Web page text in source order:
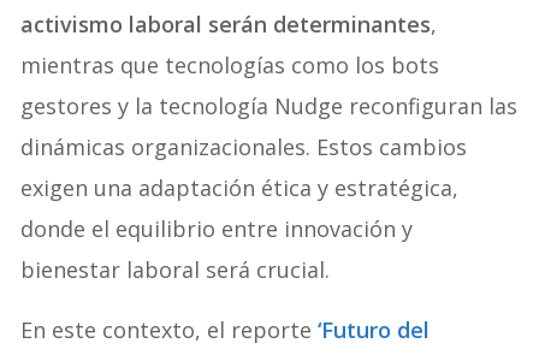
activismo laboral serán determinantes,
mientras que tecnologías como los bots
gestores y la tecnología Nudge reconfiguran las
dinámicas organizacionales. Estos cambios
exigen una adaptación ética y estratégica,
donde el equilibrio entre innovación y
bienestar laboral será crucial.
En este contexto, el reporte‘Futuro del